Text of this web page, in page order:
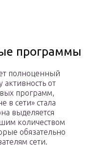
программы
полноценный
активность от
программ,
в сети» стала
выделяется
количеством
обязательно
сети.